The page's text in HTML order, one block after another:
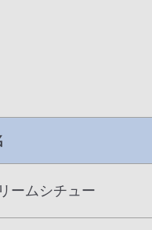
ームシチュー